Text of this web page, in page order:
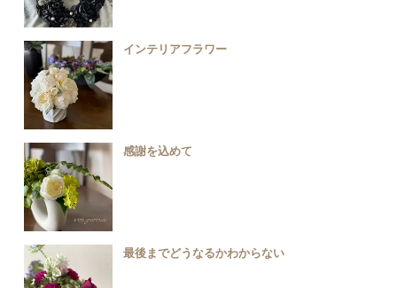
インテリアフラワー
感謝を込めて
最後までどうなるかわからない